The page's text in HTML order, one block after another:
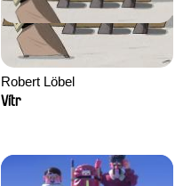
Robert Löbel
Vítr